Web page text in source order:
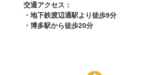
交通アクセス：
・地下鉄渡辺通駅より徒歩9分
・博多駅から徒歩20分